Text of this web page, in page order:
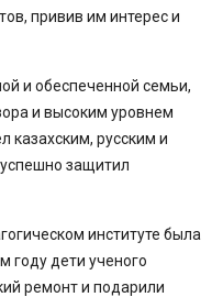
привив им интерес и
и обеспеченной семьи,
и высоким уровнем
казахским, русским и
защитил
институте была
году дети ученого
ремонт и подарили